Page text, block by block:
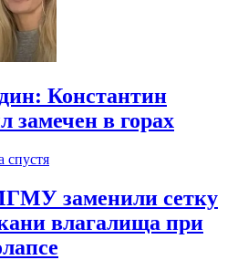
Константин
замечен в горах
спустя
заменили сетку
влагалища при